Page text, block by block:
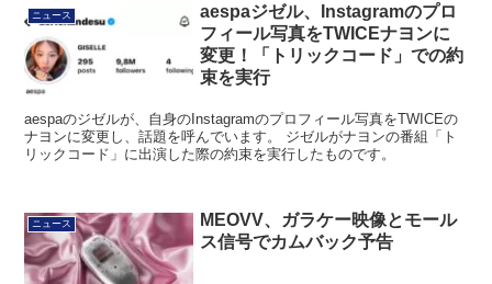
ニュース
aespaジゼル、Instagramのプロ
フィール写真をTWICEナヨンに
変更！「トリックコード」での約
束を実行
aespaのジゼルが、自身のInstagramのプロフィール写真をTWICEの
ナヨンに変更し、話題を呼んでいます。 ジゼルがナヨンの番組「ト
リックコード」に出演した際の約束を実行したものです。
ニュース
MEOVV、ガラケー映像とモール
ス信号でカムバック予告